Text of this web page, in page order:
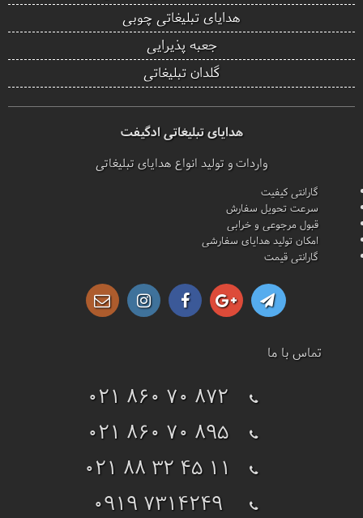
هدایای تبلیغاتی چوبی
جعبه پذیرایی
گلدان تبلیغاتی
هدایای تبلیغاتی ادگیفت
واردات و تولید انواع هدایای تبلیغاتی
گارانتی کیفیت
سرعت تحویل سفارش
قبول مرجوعی و خرابی
امکان تولید هدایای سفارشی
گارانتی قیمت
تماس با ما
021 860 70 872
021 860 70 895
021 88 32 45 11
0919 7314249